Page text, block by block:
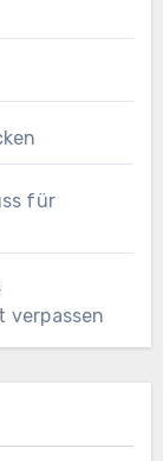
für
verpassen